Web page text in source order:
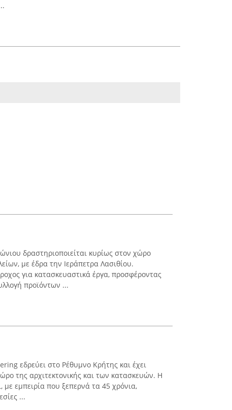
δραστηριοποιείται κυρίως στον χώρο
με έδρα την Ιεράπετρα Λασιθίου.
για κατασκευαστικά έργα, προσφέροντας
προϊόντων ...
εδρεύει στο Ρέθυμνο Κρήτης και έχει
της αρχιτεκτονικής και των κατασκευών. Η
με εμπειρία που ξεπερνά τα 45 χρόνια,
...